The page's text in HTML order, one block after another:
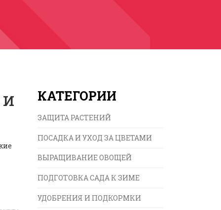
КАТЕГОРИИ
ЗАЩИТА РАСТЕНИЙ
ПОСАДКА И УХОД ЗА ЦВЕТАМИ
ВЫРАЩИВАНИЕ ОВОЩЕЙ
ПОДГОТОВКА САДА К ЗИМЕ
УДОБРЕНИЯ И ПОДКОРМКИ